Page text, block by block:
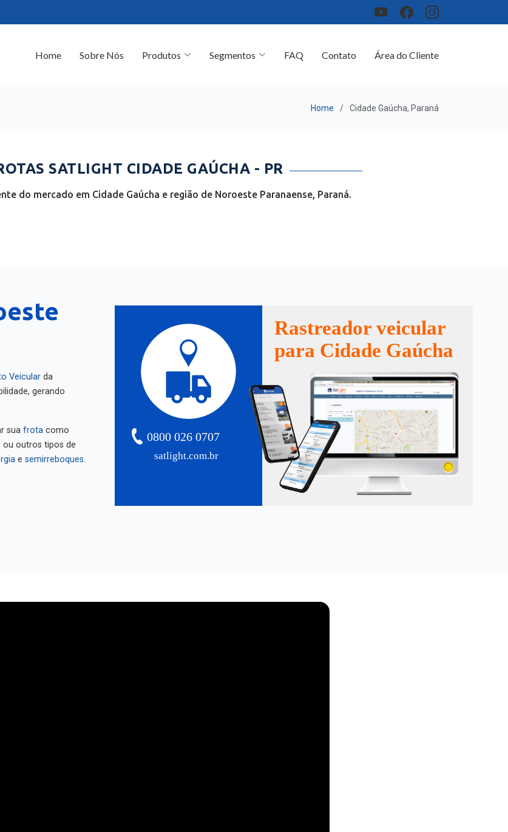
Home Sobre Nós Produtos Segmentos FAQ Contato Área do Cliente
Home Cidade Gaúcha, Paraná
SATLIGHT CIDADE GAÚCHA - PR
do mercado em Cidade Gaúcha e região de Noroeste Paranaense, Paraná.
Veicular da
gerando
sua frota como
ou outros tipos de
e semirreboques. satlight.com.br
0800 026 0707
Rastreador veicular
para Cidade Gaúcha